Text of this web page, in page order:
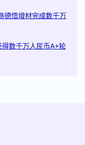
德悟增材完成数千万
数千万人民币A+轮